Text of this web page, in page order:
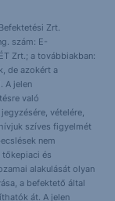
Zrt.
szám: E-
Zrt.; a továbbiakban:
de azokért a
A jelen
való
vételére,
szíves figyelmét
nem
tőkepiaci és
alakulását olyan
a befektető által
át. A jelen